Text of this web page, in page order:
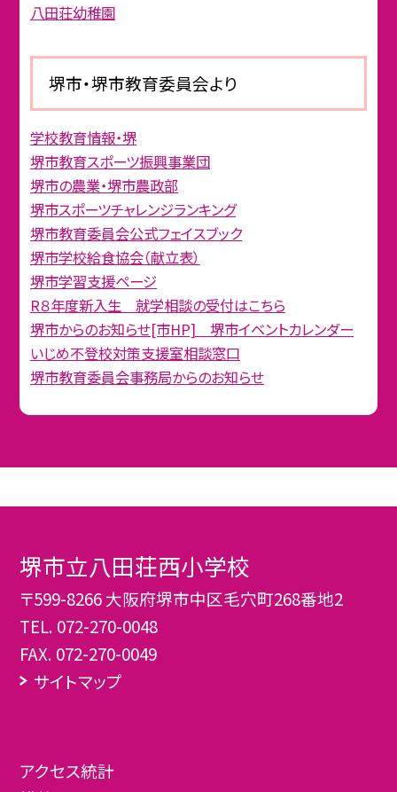
八田荘幼稚園
堺市・堺市教育委員会より
学校教育情報・堺
堺市教育スポーツ振興事業団
堺市の農業・堺市農政部
堺市スポーツチャレンジランキング
堺市教育委員会公式フェイスブック
堺市学校給食協会（献立表）
堺市学習支援ページ
R８年度新入生 就学相談の受付はこちら
堺市からのお知らせ[市HP] 堺市イベントカレンダー
いじめ不登校対策支援室相談窓口
堺市教育委員会事務局からのお知らせ
堺市立八田荘西小学校
〒599-8266 大阪府堺市中区毛穴町268番地2
TEL. 072-270-0048
FAX. 072-270-0049
サイトマップ
アクセス統計